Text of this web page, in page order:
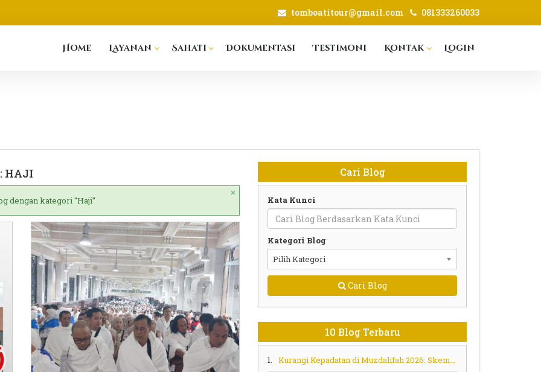
tomboatitour@gmail.com 081333260033
Home Layanan Sahati Dokumentasi Testimoni Kontak Login
HAJI
dengan kategori "Haji"
×
Cari Blog
Kata Kunci
Kategori Blog
Pilih Kategori
Cari Blog
10 Blog Terbaru
1. Kurangi Kepadatan di Muzdalifah 2026: Skema Murur Jadi Solusi Aman bagi Jemaah Lansia dan Risti